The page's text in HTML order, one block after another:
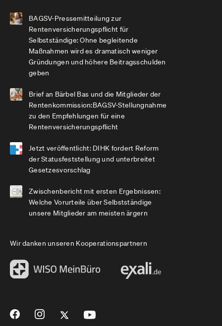
BAGSV-Pressemitteilung zur
Rentenversicherungspflicht für
Selbstständige: Ohne begleitende
Maßnahmen wird es dramatisch weniger
Gründungen und höhere Beitragsschulden
geben
Brief an Bärbel Bas und die Mitglieder der
Rentenkommission:BAGSV-Stellungnahme
zu den Empfehlungen für eine
Rentenversicherungspflicht
Jetzt veröffentlicht: DIHK fordert Reform
der Statusfeststellung und unterbreitet
Gesetzesvorschlag
Zwischenbericht mit ersten Ergebnissen:
Welche Vorurteile über Selbstständige
unsere Mitglieder am meisten ärgern
Wir danken unseren Kooperationspartnern